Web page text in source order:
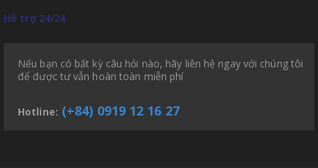
Hỗ trợ 24/24
Nếu bạn có bất kỳ câu hỏi nào, hãy liên hệ ngay với chúng tôi
để được tư vẫn hoàn toàn miễn phí
Hotline: (+84) 0919 12 16 27